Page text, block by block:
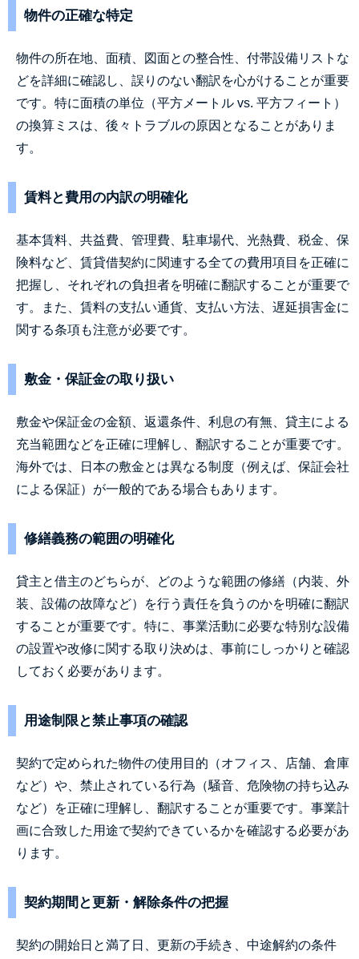
物件の正確な特定
物件の所在地、面積、図面との整合性、付帯設備リストな
どを詳細に確認し、誤りのない翻訳を心がけることが重要
です。特に面積の単位（平方メートル vs. 平方フィート）
の換算ミスは、後々トラブルの原因となることがありま
す。
賃料と費用の内訳の明確化
基本賃料、共益費、管理費、駐車場代、光熱費、税金、保
険料など、賃貸借契約に関連する全ての費用項目を正確に
把握し、それぞれの負担者を明確に翻訳することが重要で
す。また、賃料の支払い通貨、支払い方法、遅延損害金に
関する条項も注意が必要です。
敷金・保証金の取り扱い
敷金や保証金の金額、返還条件、利息の有無、貸主による
充当範囲などを正確に理解し、翻訳することが重要です。
海外では、日本の敷金とは異なる制度（例えば、保証会社
による保証）が一般的である場合もあります。
修繕義務の範囲の明確化
貸主と借主のどちらが、どのような範囲の修繕（内装、外
装、設備の故障など）を行う責任を負うのかを明確に翻訳
することが重要です。特に、事業活動に必要な特別な設備
の設置や改修に関する取り決めは、事前にしっかりと確認
しておく必要があります。
用途制限と禁止事項の確認
契約で定められた物件の使用目的（オフィス、店舗、倉庫
など）や、禁止されている行為（騒音、危険物の持ち込み
など）を正確に理解し、翻訳することが重要です。事業計
画に合致した用途で契約できているかを確認する必要があ
ります。
契約期間と更新・解除条件の把握
契約の開始日と満了日、更新の手続き、中途解約の条件